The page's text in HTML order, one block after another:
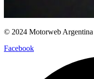
© 2024 Motorweb
Facebook